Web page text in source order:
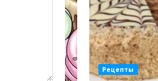
Рецепты